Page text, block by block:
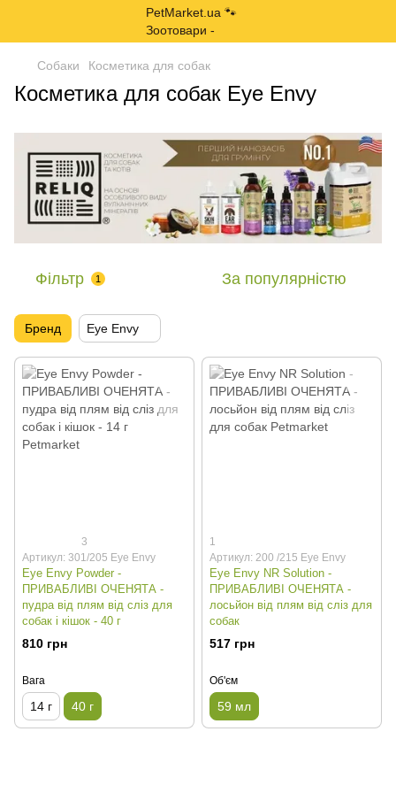
Собаки Косметика для собак
Косметика для собак Eye Envy
Фільтр 1 За популярністю
Бренд Eye Envy
3
Артикул: 301/205 Eye Envy
Eye Envy Powder -
ПРИВАБЛИВІ ОЧЕНЯТА -
пудра від плям від сліз для
собак і кішок - 40 г
810 грн
Вага
14 г 40 г
1
Артикул: 200 /215 Eye Envy
Eye Envy NR Solution -
ПРИВАБЛИВІ ОЧЕНЯТА -
лосьйон від плям від сліз для
собак
517 грн
Об'єм
59 мл